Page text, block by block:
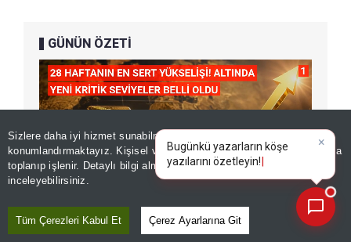
Sizlere daha iyi hizmet sunabilmek adına sitemizde
konumlandırmaktayız. Kişisel verileriniz, KVKK ve GDPR kapsamında
toplanıp işlenir. Detaylı bilgi almak içinAydınlatma Metnimizi
inceleyebilirsiniz.
Tüm Çerezleri Kabul Et Çerez Ayarlarına Git
GÜNÜN ÖZETİ
×
Bugünkü yazarların köşe
yazılarını özet|